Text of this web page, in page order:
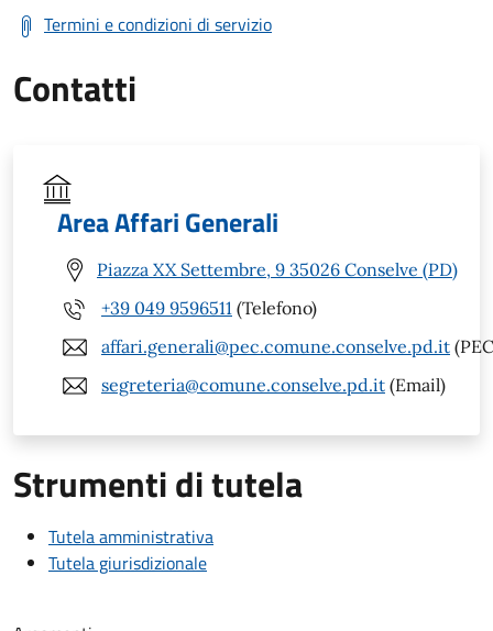
Termini e condizioni di servizio
Contatti
Area Affari Generali
Piazza XX Settembre, 9 35026 Conselve (PD)
+39 049 9596511 (Telefono)
affari.generali@pec.comune.conselve.pd.it
segreteria@comune.conselve.pd.it (Email)
Strumenti di tutela
Tutela amministrativa
Tutela giurisdizionale